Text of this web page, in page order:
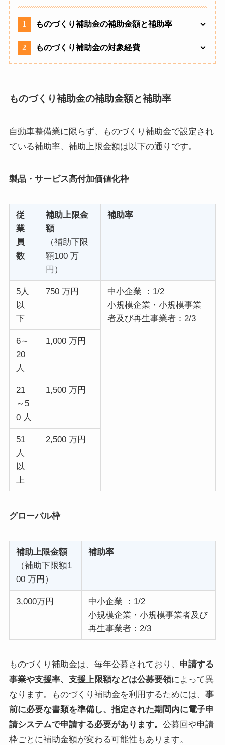
1 ものづくり補助金の補助金額と補助率
2 ものづくり補助金の対象経費
ものづくり補助金の補助金額と補助率
自動車整備業に限らず、ものづくり補助金で設定され
ている補助率、補助上限金額は以下の通りです。
製品・サービス高付加価値化枠
従
業
員
数
補助上限金
額
（補助下限
額100 万
円）
補助率
5人
以
下
750 万円
中小企業 ：1/2
小規模企業・小規模事業
者及び再生事業者：2/3
6～
20
人
1,000 万円
21
～5
0 人
1,500 万円
51
人
以
上
2,500 万円
グローバル枠
補助上限金額
（補助下限額1
00 万円）
補助率
3,000万円
中小企業 ：1/2
小規模企業・小規模事業者及び
再生事業者：2/3
ものづくり補助金は、毎年公募されており、 申請する
事業や支援率、支援上限額などは公募要領によって異
なります。ものづくり補助金を利用するためには、 事
前に必要な書類を準備し、指定された期間内に電子申
請システムで申請する必要があります。 公募回や申請
枠ごとに補助金額が変わる可能性もあります。